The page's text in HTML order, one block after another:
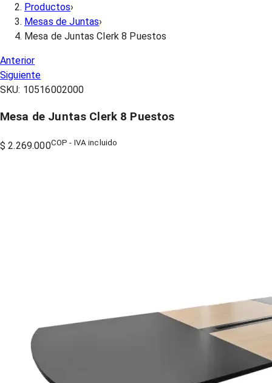
Productos›
Mesas de Juntas›
Mesa de Juntas Clerk 8 Puestos
Anterior
Siguiente
SKU: 10516002000
Mesa de Juntas Clerk 8 Puestos
$ 2.269.000COP - IVA incluido